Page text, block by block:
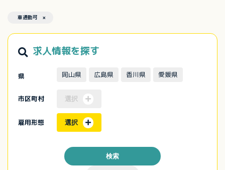
車通勤可 ×
求人情報を探す
県 岡山県 広島県 香川県 愛媛県
市区町村 選択
雇用形態 選択
検索